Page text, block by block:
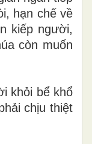
hạn chế về
kiếp người,
còn muốn
khỏi bể khổ
chịu thiệt